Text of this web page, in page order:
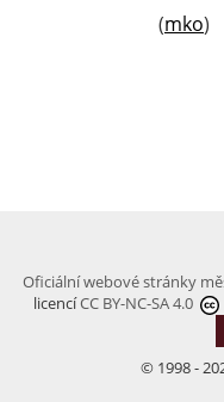
(mko)
Oficiální webové stránky
licencíCC BY-NC-SA 4.0
© 1998 -